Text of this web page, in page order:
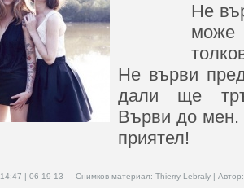
Не
Не върви
дали ще
Върви до
приятел!
14:47 | 06-19-13 Снимков материал: Thierry Lebraly |